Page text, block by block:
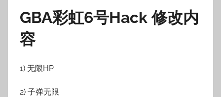
GBA彩虹6号Hack 修改内
容
1) 无限HP
2) 子弹无限